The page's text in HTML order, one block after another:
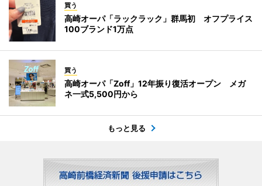
買う
高崎オーパ「ラックラック」群馬初 オフプライス
100ブランド1万点
買う
高崎オーパ「Zoff」12年振り復活オープン メガ
ネ一式5,500円から
もっと見る